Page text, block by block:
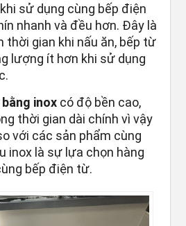
sử dụng cùng bếp điện
nhanh và đều hơn. Đây là
thời gian khi nấu ăn, bếp từ
lượng ít hơn khi sử dụng
inox có độ bền cao,
thời gian dài chính vì vậy
với các sản phẩm cùng
inox là sự lựa chọn hàng
bếp điện từ.